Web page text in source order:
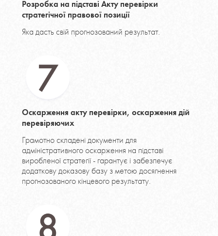
Розробка на підставі Акту перевірки
стратегічної правової позиції
Яка дасть свій прогнозований результат.
Оскарження акту перевірки, оскарження дій
перевіряючих
Грамотно складені документи для
адміністративного оскарження на підставі
виробленої стратегії - гарантує і забезпечує
додаткову доказову базу з метою досягнення
прогнозованого кінцевого результату.